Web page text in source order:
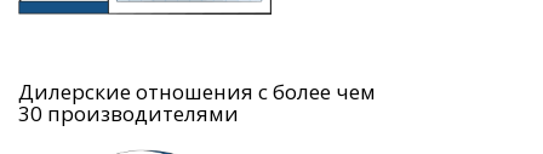
Дилерские отношения с более чем
30 производителями